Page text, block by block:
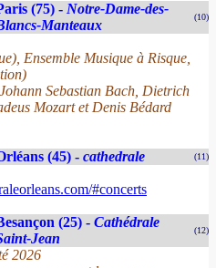
(75) - Notre-Dame-des-
Manteaux
(10)
Ensemble Musique à Risque,
Sebastian Bach, Dietrich
Mozart et Denis Bédard
(45) - cathedrale (11)
#concerts
(25) - Cathédrale
Jean
(12)
2026